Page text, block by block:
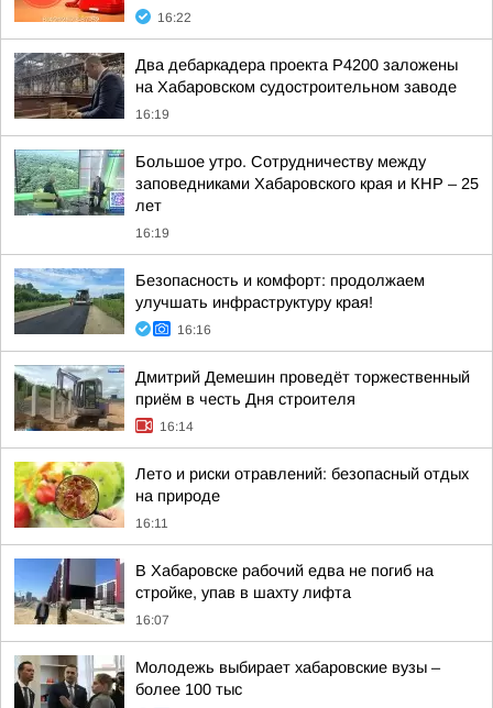
16:22
Два дебаркадера проекта Р4200 заложены
на Хабаровском судостроительном заводе
16:19
Большое утро. Сотрудничеству между
заповедниками Хабаровского края и КНР – 25
лет
16:19
Безопасность и комфорт: продолжаем
улучшать инфраструктуру края!
16:16
Дмитрий Демешин проведёт торжественный
приём в честь Дня строителя
16:14
Лето и риски отравлений: безопасный отдых
на природе
16:11
В Хабаровске рабочий едва не погиб на
стройке, упав в шахту лифта
16:07
Молодежь выбирает хабаровские вузы –
более 100 тыс